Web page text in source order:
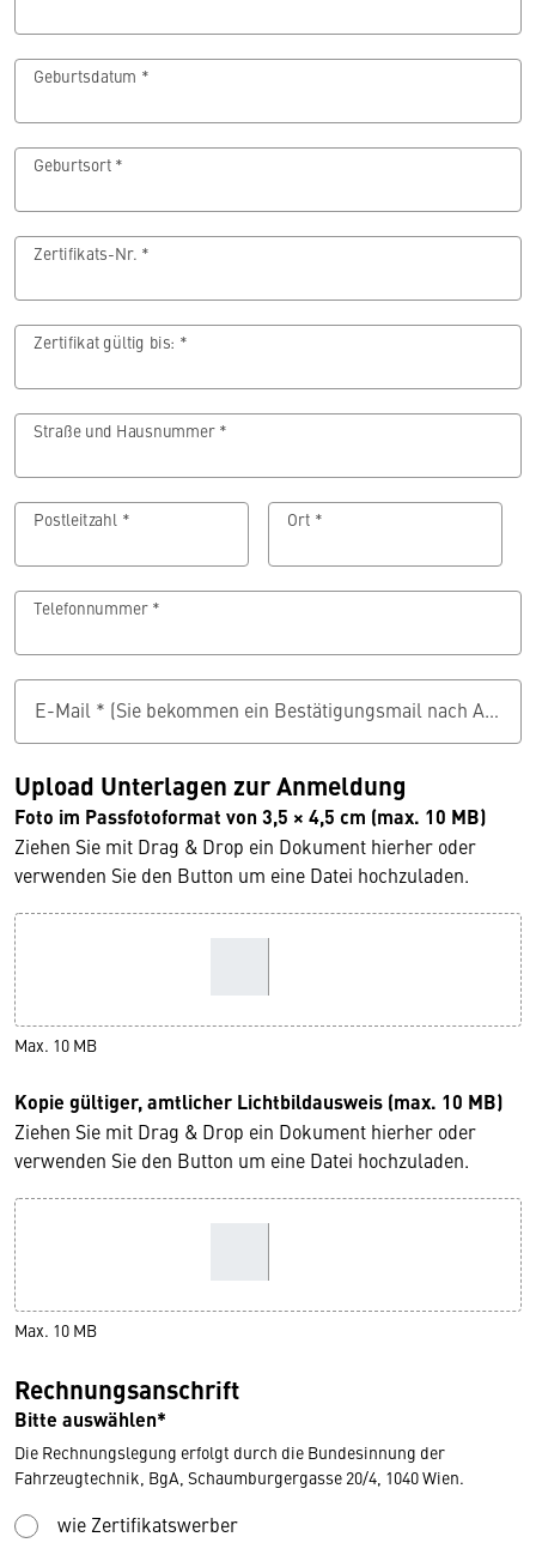
Geburtsdatum *
Geburtsort *
Zertifikats-Nr. *
Zertifikat gültig bis: *
Straße und Hausnummer *
Postleitzahl * Ort *
Telefonnummer *
E-Mail * (Sie bekommen ein Bestätigungsmail nach Abschluss der Antragsstellung)
Upload Unterlagen zur Anmeldung
Foto im Passfotoformat von 3,5 × 4,5 cm (max. 10 MB)
Ziehen Sie mit Drag & Drop ein Dokument hierher oder
verwenden Sie den Button um eine Datei hochzuladen.
Max. 10 MB
Kopie gültiger, amtlicher Lichtbildausweis (max. 10 MB)
Ziehen Sie mit Drag & Drop ein Dokument hierher oder
verwenden Sie den Button um eine Datei hochzuladen.
Max. 10 MB
Rechnungsanschrift
Bitte auswählen*
Die Rechnungslegung erfolgt durch die Bundesinnung der
Fahrzeugtechnik, BgA, Schaumburgergasse 20/4, 1040 Wien.
wie Zertifikatswerber